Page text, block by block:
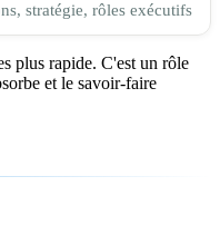
stratégie, rôles exécutifs
plus rapide. C'est un rôle
et le savoir-faire